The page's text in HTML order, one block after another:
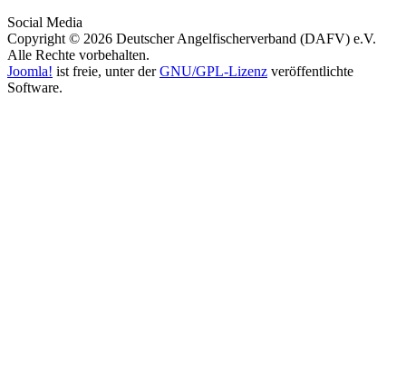
Social Media
Copyright © 2026 Deutscher Angelfischerverband (DAFV) e.V.
Alle Rechte vorbehalten.
Joomla! ist freie, unter derGNU/GPL-Lizenz veröffentlichte
Software.